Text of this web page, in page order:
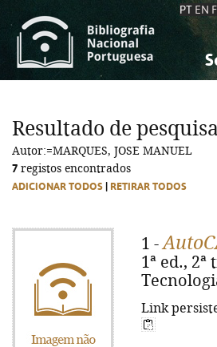
PT EN
Resultado de pesquisa
Autor:=MARQUES, JOSE MANUEL
7 registos encontrados
ADICIONAR TODOS RETIRAR TODOS
1 -
1ª ed.,
Link